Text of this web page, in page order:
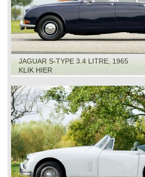
JAGUAR S-TYPE 3.4 LITRE, 1965
KLIK HIER